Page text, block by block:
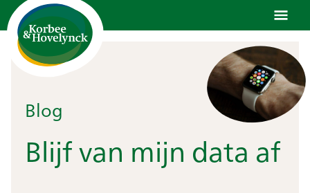
Ga
naar
inhoud
Blog
Blijf van mijn data af